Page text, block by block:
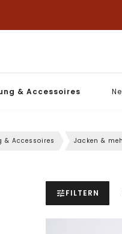
& Accessoires
& Accessoires Jacken &
FILTERN